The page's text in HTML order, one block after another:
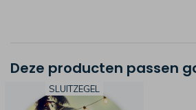
Deze producten passen
SLUITZEGEL